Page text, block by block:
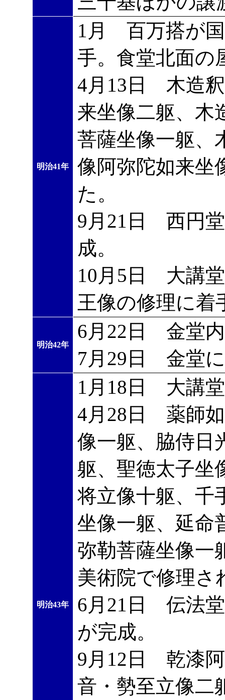
明治41年
1月 百万搭が
手。食堂北面の
4月13日 木造釈
来坐像二躯、木
菩薩坐像一躯、
像阿弥陀如来坐
た。
9月21日 西円
成。
10月5日 大講
王像の修理に着
明治42年
6月22日 金堂
7月29日 金堂
明治43年
1月18日 大講
4月28日 薬師如
像一躯、脇侍日
躯、聖徳太子坐
将立像十躯、千
坐像一躯、延命
弥勒菩薩坐像一
美術院で修理さ
6月21日 伝法
が完成。
9月12日 乾漆
音・勢至立像二